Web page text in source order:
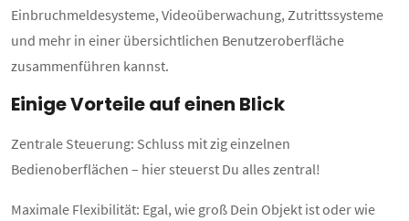
Einbruchmeldesysteme, Videoüberwachung, Zutrittssysteme
und mehr in einer übersichtlichen Benutzeroberfläche
zusammenführen kannst.
Einige Vorteile auf einen Blick
Zentrale Steuerung: Schluss mit zig einzelnen
Bedienoberflächen – hier steuerst Du alles zentral!
Maximale Flexibilität: Egal, wie groß Dein Objekt ist oder wie